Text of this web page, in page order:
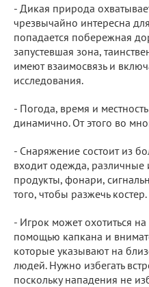
- Дикая природа
чрезвычайно интересна
попадается побережная
запустевшая зона,
имеют взаимосвязь и
исследования.
- Погода, время и
динамично. От этого во
- Снаряжение состоит из
входит одежда, различные
продукты, фонари,
того, чтобы разжечь костер.
- Игрок может охотиться
помощью капкана и
которые указывают на
людей. Нужно избегать
поскольку нападения не